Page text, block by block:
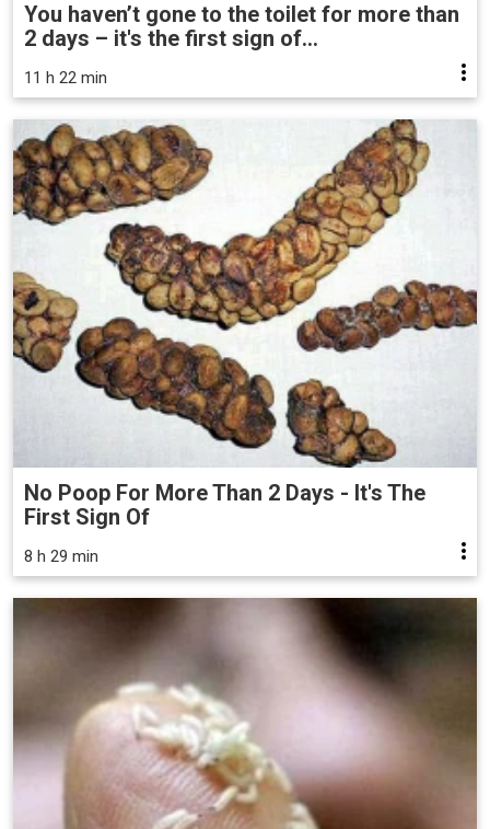
You haven’t gone to the toilet for more than
2 days – it's the first sign of...
11 h 22 min
No Poop For More Than 2 Days - It's The
First Sign Of
8 h 29 min